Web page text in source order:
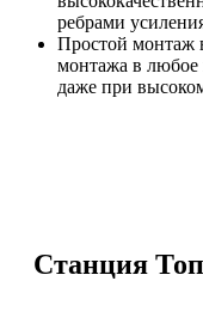
ребрами
Простой монтаж
монтажа в любое
даже при
Станция